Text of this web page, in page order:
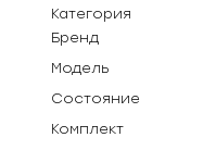
Категория
Бренд
Модель
Состояние
Комплект